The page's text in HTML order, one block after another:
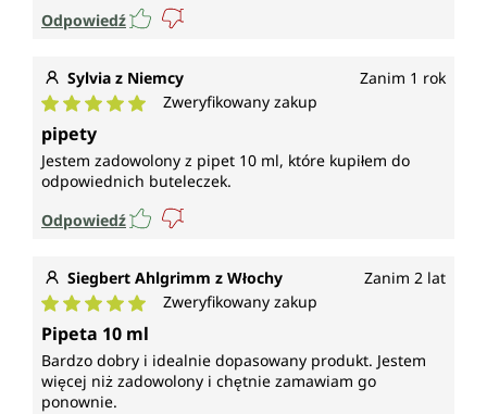
Odpowiedź
Sylvia z Niemcy Zanim 1 rok
Średnia ocena 5 z 5 gwiazdek
Zweryfikowany zakup
pipety
Jestem zadowolony z pipet 10 ml, które kupiłem do
odpowiednich buteleczek.
Odpowiedź
Siegbert Ahlgrimm z Włochy Zanim 2 lat
Średnia ocena 5 z 5 gwiazdek
Zweryfikowany zakup
Pipeta 10 ml
Bardzo dobry i idealnie dopasowany produkt. Jestem
więcej niż zadowolony i chętnie zamawiam go
ponownie.